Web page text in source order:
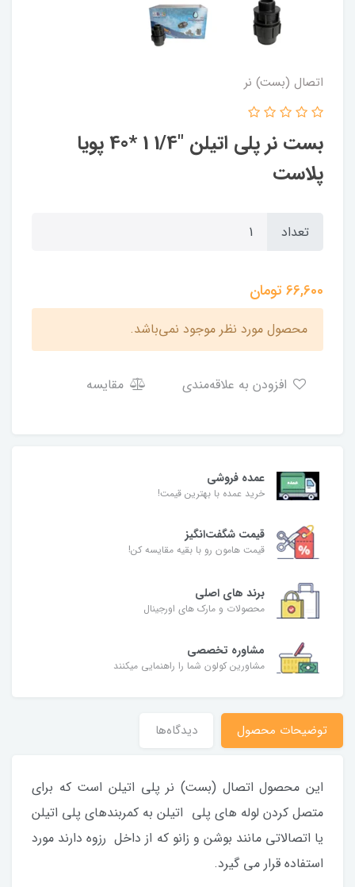
اتصال (بست) نر
بست نر پلی اتیلن "1/4 1 *40 پویا
پلاست
تعداد
66,600تومان
محصول مورد نظر موجود نمی‌باشد.
مقایسه
عمده فروشی
خرید عمده با بهترین قیمت!
قیمت شگفت‌انگیز
قیمت هامون رو با بقیه مقایسه کن!
برند های اصلی
محصولات و مارک های اورجینال
مشاوره تخصصی
مشاورین کولون شما را راهنمایی میکنند
توضیحات محصول دیدگاه‌ها
این محصول اتصال (بست) نر پلی اتیلن است که برای
متصل کردن لوله های پلی اتیلن به کمربندهای پلی اتیلن
یا اتصالاتی مانند بوشن و زانو که از داخل رزوه دارند مورد
استفاده قرار می گیرد.